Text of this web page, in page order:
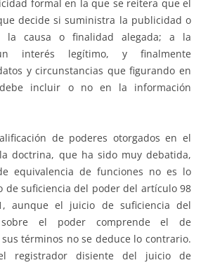
formal en la que se reitera que el
decide si suministra la publicidad o
la causa o finalidad alegada; a la
interés legítimo, y finalmente
y circunstancias que figurando en
incluir o no en la información
de poderes otorgados en el
doctrina, que ha sido muy debatida,
equivalencia de funciones no es lo
de suficiencia del poder del artículo 98
aunque el juicio de suficiencia del
sobre el poder comprende el de
términos no se deduce lo contrario.
registrador disiente del juicio de